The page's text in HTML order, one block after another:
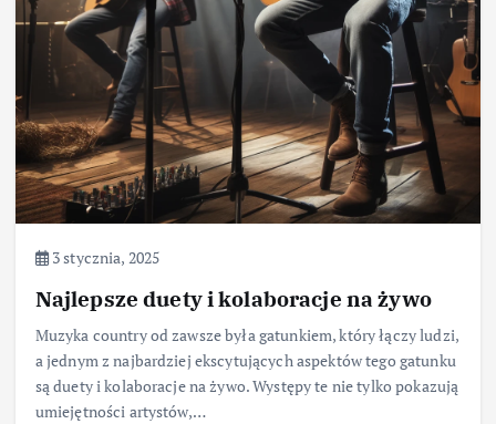
3 stycznia, 2025
Najlepsze duety i kolaboracje na żywo
Muzyka country od zawsze była gatunkiem, który łączy ludzi,
a jednym z najbardziej ekscytujących aspektów tego gatunku
są duety i kolaboracje na żywo. Występy te nie tylko pokazują
umiejętności artystów,…